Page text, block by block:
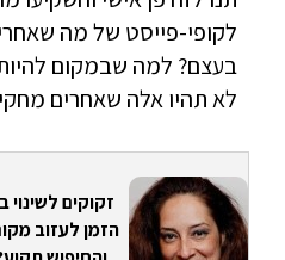
לקופי-פייסט של מה
בעצם? למה שבמקום
לא תהיו אלה שאחרים
זקוקים
הזמן לעזוב